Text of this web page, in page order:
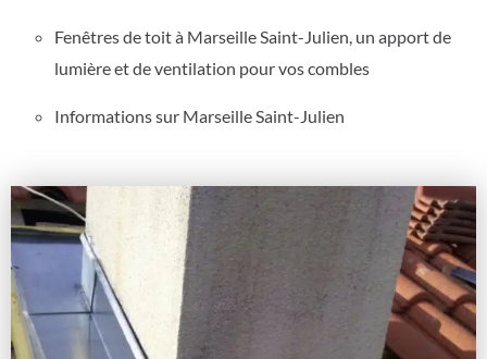
Fenêtres de toit à Marseille Saint-Julien, un apport de
lumière et de ventilation pour vos combles
Informations sur Marseille Saint-Julien